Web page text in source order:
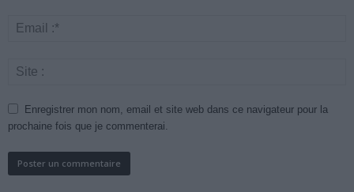
Enregistrer mon nom, email et site web dans ce navigateur pour la
prochaine fois que je commenterai.